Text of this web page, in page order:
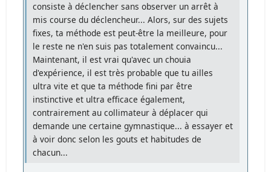
consiste à déclencher sans observer un arrêt à
mis course du déclencheur... Alors, sur des sujets
fixes, ta méthode est peut-être la meilleure, pour
le reste ne n'en suis pas totalement convaincu...
Maintenant, il est vrai qu'avec un chouia
d'expérience, il est très probable que tu ailles
ultra vite et que ta méthode fini par être
instinctive et ultra efficace également,
contrairement au collimateur à déplacer qui
demande une certaine gymnastique... à essayer et
à voir donc selon les gouts et habitudes de
chacun...